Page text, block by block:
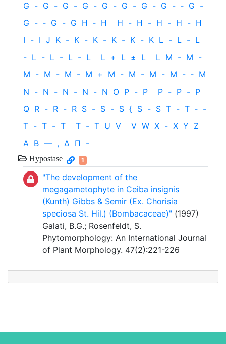
G - G - G - G - G - G - G - G - ‐ G -
G - ‐ G - G H ‐ H H - H - H - H - H
I - I J K - K - K - K - K - K L - L - L
- L - L - L - L L + L ± L L M - M -
M - M - M - M + M - M - M - M - ‐ M
N - N - N - N - N O P - P P - P - P
Q R - R - R S - S - S { S - S T - T ‐ -
T - T - T T - T U V V W X - X Y Z
Α Β — , Δ Π -
Hypostase 1
"The development of the
megagametophyte in Ceiba insignis
(Kunth) Gibbs & Semir (Ex. Chorisia
speciosa St. Hil.) (Bombacaceae)" (1997)
Galati, B.G.; Rosenfeldt, S.
Phytomorphology: An International Journal
of Plant Morphology. 47(2):221-226